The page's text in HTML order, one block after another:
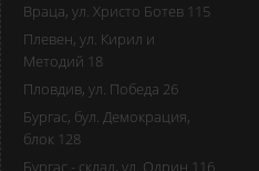
Враца, ул. Христо Ботев 115
Плевен, ул. Кирил и
Методий 18
Пловдив, ул. Победа 26
Бургас, бул. Демокрация,
блок 128
Бургас - склад, ул. Одрин 116